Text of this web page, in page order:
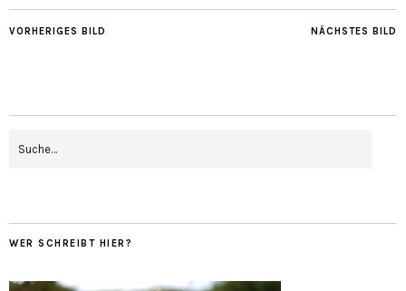
NÄCHSTES BILD
VORHERIGES BILD
WER SCHREIBT HIER?